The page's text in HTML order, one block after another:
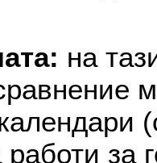
на
за